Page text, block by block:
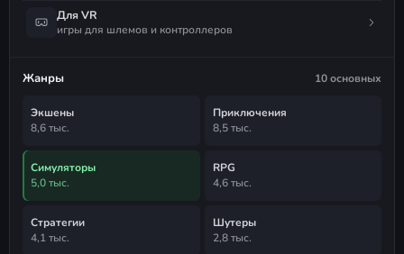
Для VR
игры для шлемов и контроллеров
Жанры 10 основных
Экшены
8,6 тыс.
Приключения
8,5 тыс.
Симуляторы
5,0 тыс.
RPG
4,6 тыс.
Стратегии
4,1 тыс.
Шутеры
2,8 тыс.